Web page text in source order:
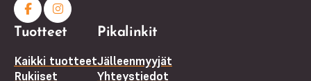
Facebook
(F)
Instagram
Tuotteet
Kaikki tuotteet
Rukiiset
Pikalinkit
Jälleenmyyjät
Yhteystiedot